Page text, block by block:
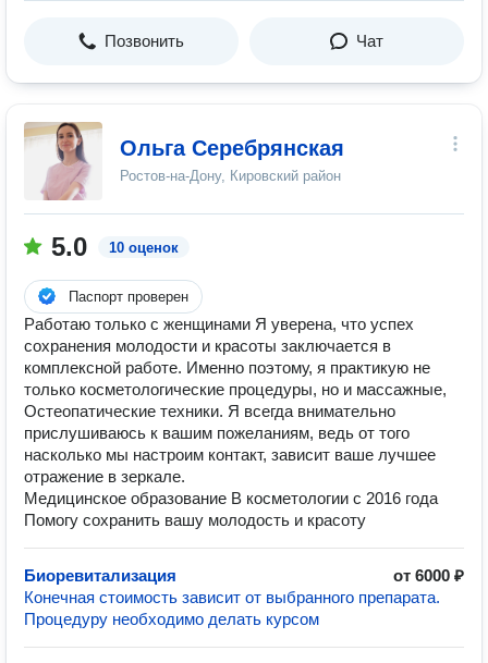
Позвонить Чат
Ольга Серебрянская
Ростов-на-Дону, Кировский район
5.0 10 оценок
Паспорт проверен
Работаю только с женщинами Я уверена, что успех
сохранения молодости и красоты заключается в
комплексной работе. Именно поэтому, я практикую не
только косметологические процедуры, но и массажные,
Остеопатические техники. Я всегда внимательно
прислушиваюсь к вашим пожеланиям, ведь от того
насколько мы настроим контакт, зависит ваше лучшее
отражение в зеркале.
Медицинское образование В косметологии с 2016 года
Помогу сохранить вашу молодость и красоту
Биоревитализация
от 6000 ₽
Конечная стоимость зависит от выбранного препарата.
Процедуру необходимо делать курсом